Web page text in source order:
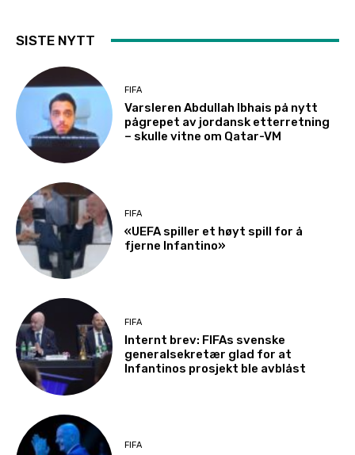
SISTE NYTT
FIFA
Varsleren Abdullah Ibhais på nytt
pågrepet av jordansk etterretning
– skulle vitne om Qatar-VM
FIFA
«UEFA spiller et høyt spill for å
fjerne Infantino»
FIFA
Internt brev: FIFAs svenske
generalsekretær glad for at
Infantinos prosjekt ble avblåst
FIFA